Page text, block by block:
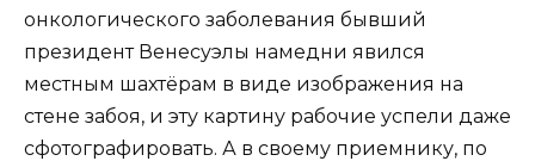
онкологического заболевания бывший
президент Венесуэлы намедни явился
местным шахтёрам в виде изображения на
стене забоя, и эту картину рабочие успели даже
сфотографировать. А в своему приемнику, по